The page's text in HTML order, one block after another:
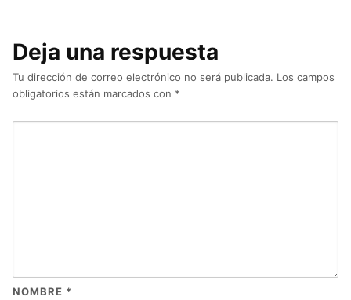
Deja una respuesta
Tu dirección de correo electrónico no será publicada. Los campos
obligatorios están marcados con *
NOMBRE *